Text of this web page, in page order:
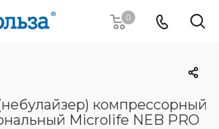
0
компрессорный
Microlife NEB PRO